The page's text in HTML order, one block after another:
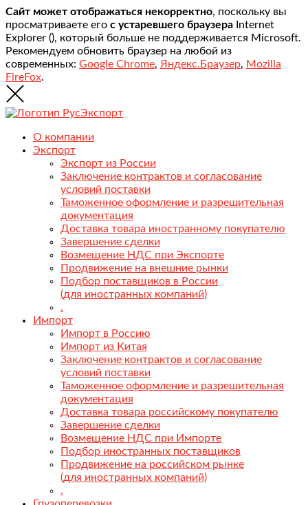
Сайт может отображаться некорректно, поскольку вы
просматриваете его с устаревшего браузера Internet
Explorer (), который больше не поддерживается Microsoft.
Рекомендуем обновить браузер на любой из
современных: Google Chrome, Яндекс.Браузер, Mozilla
FireFox.
О компании
Экспорт
Экспорт из России
Заключение контрактов и согласование
условий поставки
Таможенное оформление и разрешительная
документация
Доставка товара иностранному покупателю
Завершение сделки
Возмещение НДС при Экспорте
Продвижение на внешние рынки
Подбор поставщиков в России
(для иностранных компаний)
.
Импорт
Импорт в Россию
Импорт из Китая
Заключение контрактов и согласование
условий поставки
Таможенное оформление и разрешительная
документация
Доставка товара российскому покупателю
Завершение сделки
Возмещение НДС при Импорте
Подбор иностранных поставщиков
Продвижение на российском рынке
(для иностранных компаний)
.